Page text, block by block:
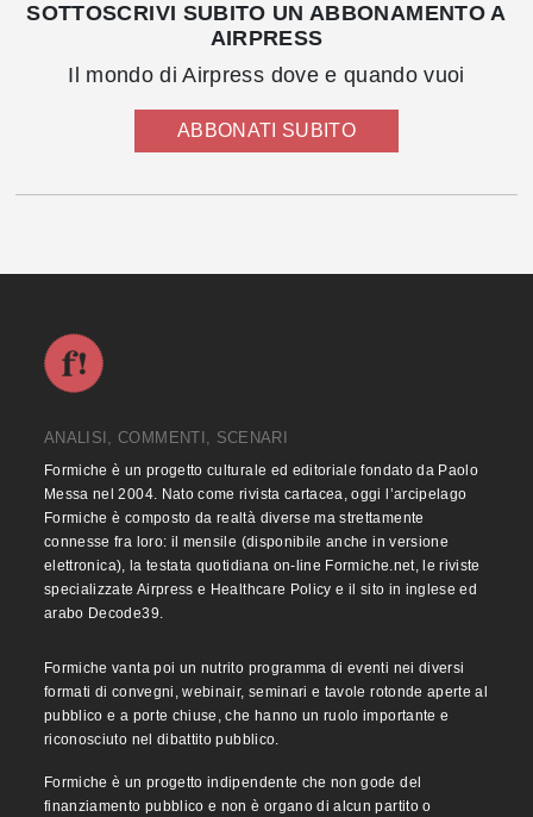
SOTTOSCRIVI SUBITO UN ABBONAMENTO A
AIRPRESS
Il mondo di Airpress dove e quando vuoi
ABBONATI SUBITO
ANALISI, COMMENTI, SCENARI
Formiche è un progetto culturale ed editoriale fondato da Paolo
Messa nel 2004. Nato come rivista cartacea, oggi l’arcipelago
Formiche è composto da realtà diverse ma strettamente
connesse fra loro: il mensile (disponibile anche in versione
elettronica), la testata quotidiana on-line Formiche.net, le riviste
specializzate Airpress e Healthcare Policy e il sito in inglese ed
arabo Decode39.
Formiche vanta poi un nutrito programma di eventi nei diversi
formati di convegni, webinair, seminari e tavole rotonde aperte al
pubblico e a porte chiuse, che hanno un ruolo importante e
riconosciuto nel dibattito pubblico.
Formiche è un progetto indipendente che non gode del
finanziamento pubblico e non è organo di alcun partito o